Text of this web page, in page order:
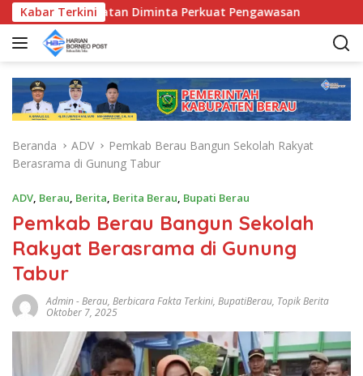
a
Kabar Terkini
Kecamatan Diminta Perkuat Pengawasan Pemkab
Beranda ADV
Pemkab Berau Bangun Sekolah Rakyat
Berasrama di Gunung Tabur
ADV, Berau, Berita, Berita Berau, Bupati Berau
Pemkab Berau Bangun Sekolah
Rakyat Berasrama di Gunung
Tabur
Admin-Berau, Berbicara Fakta Terkini, BupatiBerau, Topik Berita
Oktober 7, 2025